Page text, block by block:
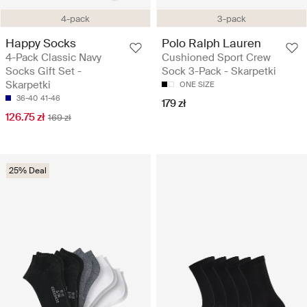
4-pack
Happy Socks
4-Pack Classic Navy
Socks Gift Set -
Skarpetki
36-40 41-46
126.75 zł 169 zł
3-pack
Polo Ralph Lauren
Cushioned Sport Crew
Sock 3-Pack - Skarpetki
ONE SIZE
179 zł
25% Deal